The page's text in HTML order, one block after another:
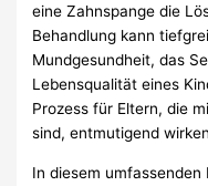
eine Zahnspange die
Behandlung kann
Mundgesundheit, das
Lebensqualität eines
Prozess für Eltern, die
sind, entmutigend
In diesem